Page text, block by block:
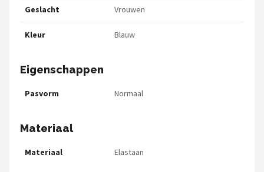
Geslacht Vrouwen
Kleur Blauw
Eigenschappen
Pasvorm Normaal
Materiaal
Materiaal Elastaan